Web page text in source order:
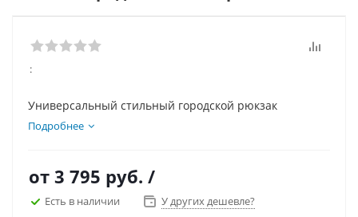
:
Универсальный стильный городской рюкзак
Подробнее
от 3 795 руб. /
Есть в наличии
У других дешевле?